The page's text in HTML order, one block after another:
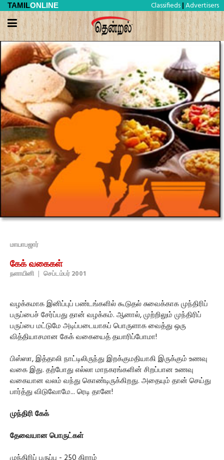
TAMILONLINE Classifieds | Advertisers
மாயாபஜார்
கேக் வகைகள்
நளாயினி | செப்டம்பர் 2001
வழக்கமாக இனிப்புப் பண்டங்களில் கூடுதல் சுவைக்காக முந்திரிப்
பருப்பைச் சேர்ப்பது தான் வழக்கம். ஆனால், முற்றிலும் முந்திரிப்
பருப்பை மட்டுமே அடிப்படையாகப் பொருளாக வைத்து ஒரு
வித்தியாசமான கேக் வகையைத் தயாரிப்போமா!
பிஸ்ஸா, இத்தாலி நாட்டிலிருந்து இறக்குமதியாகி இருக்கும் உணவு
வகை இது. தற்போது எல்லா மாநகரங்களின் சிறப்பான உணவு
வகையான வலம் வந்து கொண்டிருக்கிறது. அதையும் தான் செய்து
பார்த்து விடுவோமே... ரெடி தானே!
முந்திரி கேக்
தேவையான பொருட்கள்